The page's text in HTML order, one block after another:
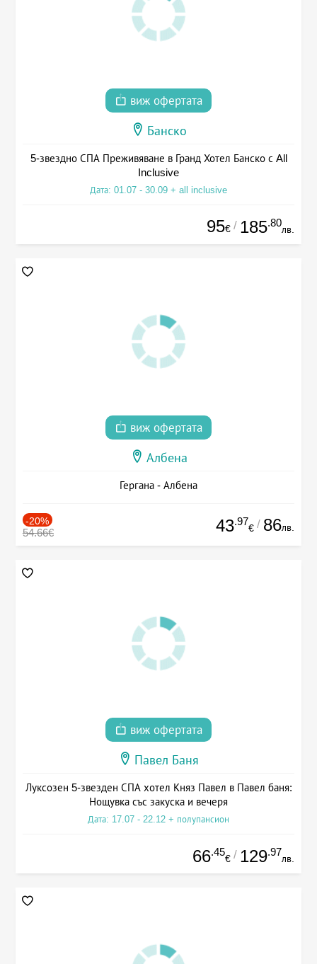
виж офертата
Банско
5-звездно СПА Преживяване в Гранд Хотел Банско с All
Inclusive
Дата: 01.07 - 30.09 + all inclusive
95€ / 185.80
лв.
виж офертата
Албена
Гергана - Албена
-20%
54.66€ 43.97
€ / 86лв.
виж офертата
Павел Баня
Луксозен 5-звезден СПА хотел Княз Павел в Павел баня:
Нощувка със закуска и вечеря
Дата: 17.07 - 22.12 + полупансион
66.45
€ / 129.97
лв.